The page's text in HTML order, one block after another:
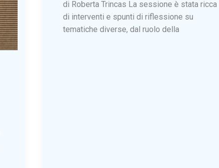
di Roberta Trincas La sessione è stata ricca
di interventi e spunti di riflessione su
tematiche diverse, dal ruolo della